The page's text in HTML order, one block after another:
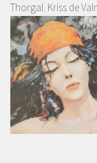
Thorgal. Kriss de